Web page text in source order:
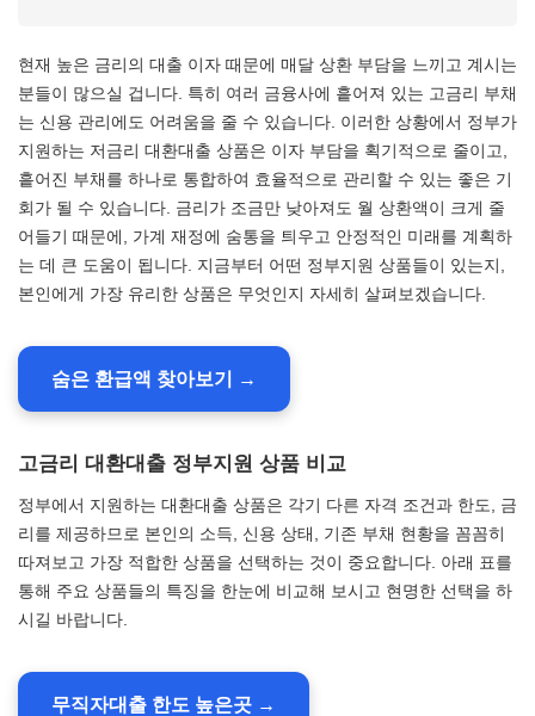
현재 높은 금리의 대출 이자 때문에 매달 상환 부담을 느끼고 계시는
분들이 많으실 겁니다. 특히 여러 금융사에 흩어져 있는 고금리 부채
는 신용 관리에도 어려움을 줄 수 있습니다. 이러한 상황에서 정부가
지원하는 저금리 대환대출 상품은 이자 부담을 획기적으로 줄이고,
흩어진 부채를 하나로 통합하여 효율적으로 관리할 수 있는 좋은 기
회가 될 수 있습니다. 금리가 조금만 낮아져도 월 상환액이 크게 줄
어들기 때문에, 가계 재정에 숨통을 틔우고 안정적인 미래를 계획하
는 데 큰 도움이 됩니다. 지금부터 어떤 정부지원 상품들이 있는지,
본인에게 가장 유리한 상품은 무엇인지 자세히 살펴보겠습니다.
숨은 환급액 찾아보기 →
고금리 대환대출 정부지원 상품 비교
정부에서 지원하는 대환대출 상품은 각기 다른 자격 조건과 한도, 금
리를 제공하므로 본인의 소득, 신용 상태, 기존 부채 현황을 꼼꼼히
따져보고 가장 적합한 상품을 선택하는 것이 중요합니다. 아래 표를
통해 주요 상품들의 특징을 한눈에 비교해 보시고 현명한 선택을 하
시길 바랍니다.
무직자대출 한도 높은곳 →